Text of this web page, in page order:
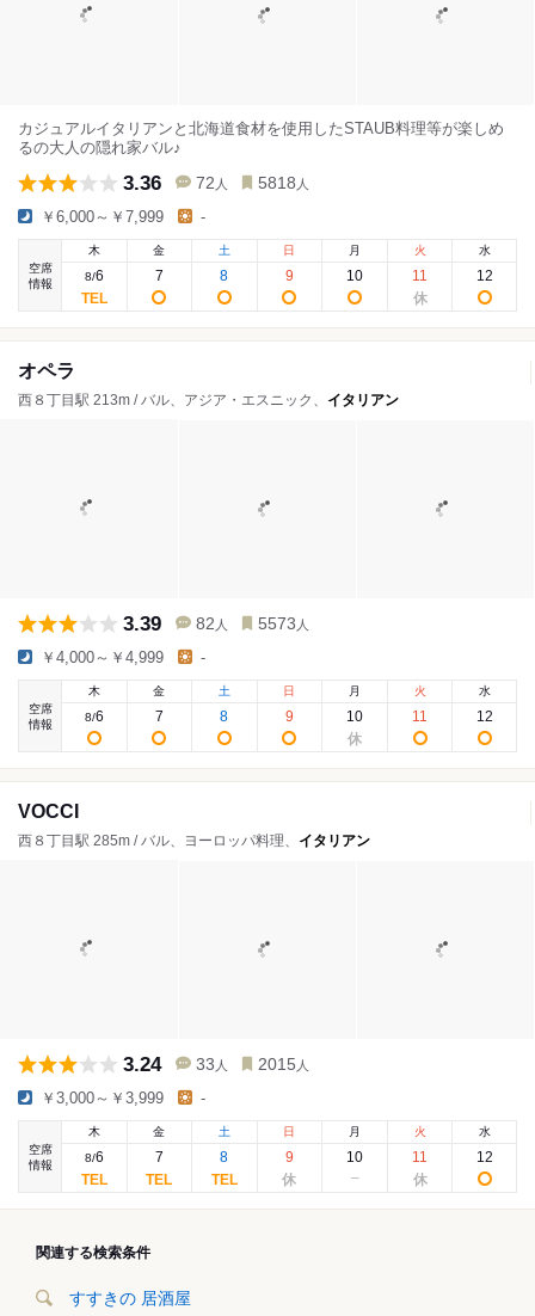
カジュアルイタリアンと北海道食材を使用したSTAUB料理等が楽しめ
るの大人の隠れ家バル♪
3.36 72 人 5818 人
￥6,000～￥7,999 -
空席
情報
木
8/6
金
7
土
8
日
9
月
10
火
11
水
12
オペラ
西８丁目駅 213m / バル、アジア・エスニック、 イタリアン
3.39 82 人 5573 人
￥4,000～￥4,999 -
空席
情報
木
8/6
金
7
土
8
日
9
月
10
火
11
水
12
VOCCI
西８丁目駅 285m / バル、ヨーロッパ料理、 イタリアン
3.24 33 人 2015 人
￥3,000～￥3,999 -
空席
情報
木
8/6
金
7
土
8
日
9
月
10
火
11
水
12
関連する検索条件
すすきの 居酒屋